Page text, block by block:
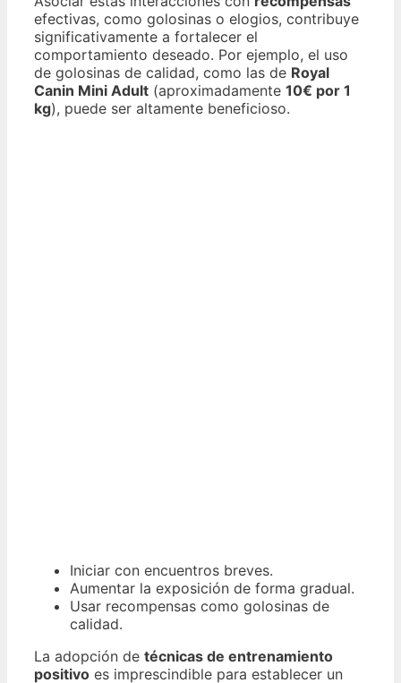
efectivas, como golosinas o elogios, contribuye
significativamente a fortalecer el
comportamiento deseado. Por ejemplo, el uso
de golosinas de calidad, como las de Royal
Canin Mini Adult (aproximadamente 10€ por 1
kg), puede ser altamente beneficioso.
Iniciar con encuentros breves.
Aumentar la exposición de forma gradual.
Usar recompensas como golosinas de
calidad.
La adopción de técnicas de entrenamiento
positivo es imprescindible para establecer un